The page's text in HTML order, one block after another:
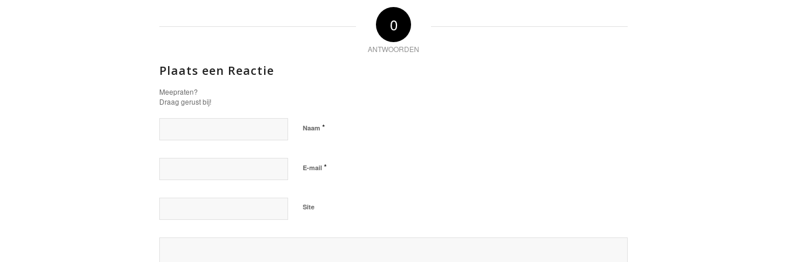
0
ANTWOORDEN
Plaats een Reactie
Meepraten?
Draag gerust bij!
Naam *
E-mail *
Site